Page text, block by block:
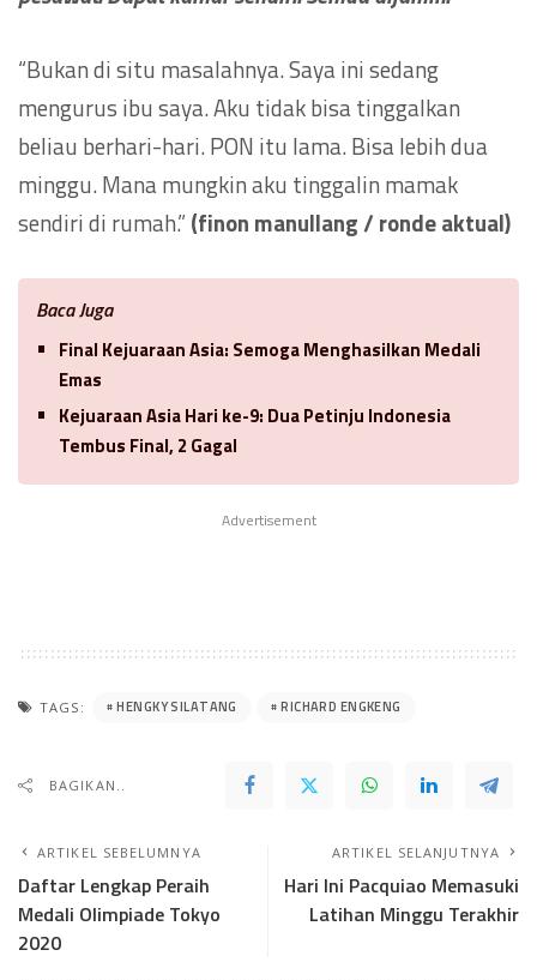
“Bukan di situ masalahnya. Saya ini sedang
mengurus ibu saya. Aku tidak bisa tinggalkan
beliau berhari-hari. PON itu lama. Bisa lebih dua
minggu. Mana mungkin aku tinggalin mamak
sendiri di rumah.”(finon manullang / ronde aktual)
Baca Juga
Final Kejuaraan Asia: Semoga Menghasilkan Medali
Emas
Kejuaraan Asia Hari ke-9: Dua Petinju Indonesia
Tembus Final, 2 Gagal
Advertisement
TAGS: HENGKY SILATANG RICHARD ENGKENG
BAGIKAN..
ARTIKEL SEBELUMNYA
Daftar Lengkap Peraih
Medali Olimpiade Tokyo
2020
ARTIKEL SELANJUTNYA
Hari Ini Pacquiao Memasuki
Latihan Minggu Terakhir